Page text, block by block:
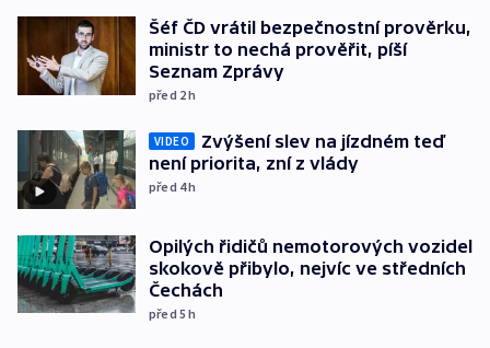
Šéf ČD vrátil bezpečnostní prověrku,
ministr to nechá prověřit, píší
Seznam Zprávy
před 2h
VIDEO
Zvýšení slev na jízdném teď
není priorita, zní z vlády
před 4h
Opilých řidičů nemotorových vozidel
skokově přibylo, nejvíc ve středních
Čechách
před 5h